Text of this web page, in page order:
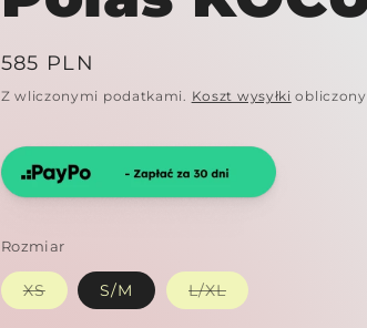
Cena
regularna
585 PLN
Z wliczonymi podatkami. Koszt wysyłki
Rozmiar
XSWariant
wyprzedany
S/M L/XLWariant
wyprzedany